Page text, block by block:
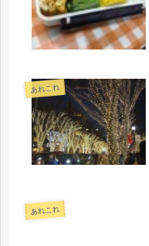
あれこれ
あれこれ